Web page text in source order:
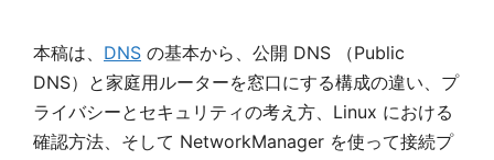
本稿は、 DNS の基本から、公開 DNS （Public
DNS）と家庭用ルーターを窓口にする構成の違い、プ
ライバシーとセキュリティの考え方、Linux における
確認方法、そして NetworkManager を使って接続プ